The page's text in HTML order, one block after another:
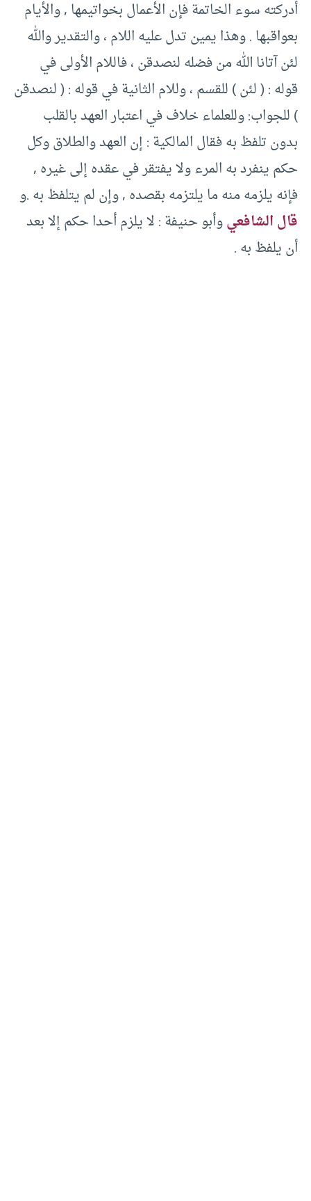
أدركته سوء الخاتمة فإن الأعمال بخواتيمها , والأيام
بعواقبها . وهذا يمين تدل عليه اللام ، والتقدير والله
لئن آتانا الله من فضله لنصدقن ، فاللام الأولى في
قوله : ( لئن ) للقسم ، وللام الثانية في قوله : ( لنصدقن
) للجواب: وللعلماء خلاف في اعتبار العهد بالقلب
بدون تلفظ به فقال المالكية : إن العهد والطلاق وكل
حكم ينفرد به المرء ولا يفتقر في عقده إلى غيره ,
فإنه يلزمه منه ما يلتزمه بقصده , وإن لم يتلفظ به .و
قال الشافعيوأبو حنيفة : لا يلزم أحدا حكم إلا بعد
أن يلفظ به .